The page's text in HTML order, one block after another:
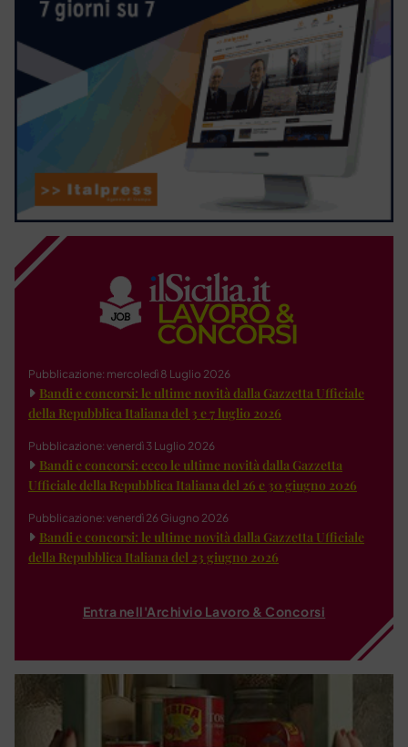
Pubblicazione: mercoledì 8 Luglio 2026
Bandi e concorsi: le ultime novità dalla Gazzetta Ufficiale
della Repubblica Italiana del 3 e 7 luglio 2026
Pubblicazione: venerdì 3 Luglio 2026
Bandi e concorsi: ecco le ultime novità dalla Gazzetta
Ufficiale della Repubblica Italiana del 26 e 30 giugno 2026
Pubblicazione: venerdì 26 Giugno 2026
Bandi e concorsi: le ultime novità dalla Gazzetta Ufficiale
della Repubblica Italiana del 23 giugno 2026
Entra nell'Archivio Lavoro & Concorsi